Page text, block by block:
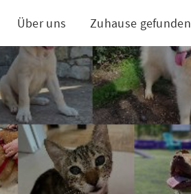
Über uns Zuhause gefunden